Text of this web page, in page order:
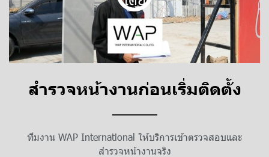
สำรวจหน้างานก่อนเริ่มติดตั้ง
ทีมงาน WAP International ให้บริการเข้าตรวจสอบและ
สำรวจหน้างานจริง